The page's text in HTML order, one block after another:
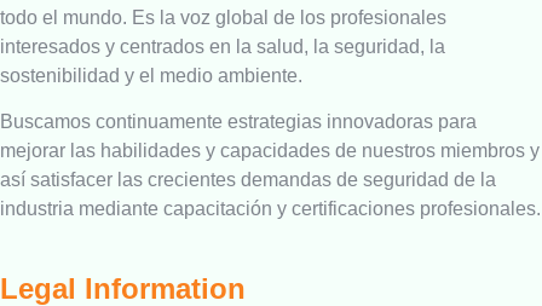
todo el mundo. Es la voz global de los profesionales
interesados ​​y centrados en la salud, la seguridad, la
sostenibilidad y el medio ambiente.
Buscamos continuamente estrategias innovadoras para
mejorar las habilidades y capacidades de nuestros miembros y
así satisfacer las crecientes demandas de seguridad de la
industria mediante capacitación y certificaciones profesionales.
Legal Information